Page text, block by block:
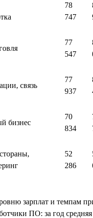
78
747
77
547
связь
77
937
бизнес
70
834
52
286
зарплат и темпам
ПО: за год